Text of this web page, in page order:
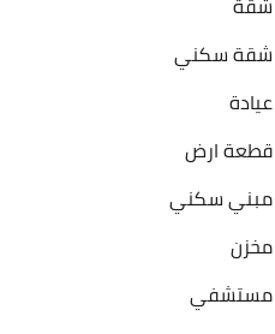
شقة سكني
عيادة
قطعة ارض
مبني سكني
مخزن
مستشفي